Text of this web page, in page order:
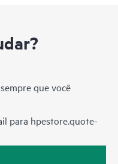
que você
para hpestore.quote-